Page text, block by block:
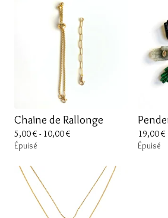
Chaine de Rallonge
5,00€ - 10,00€
Épuisé
19,00€
Épuisé